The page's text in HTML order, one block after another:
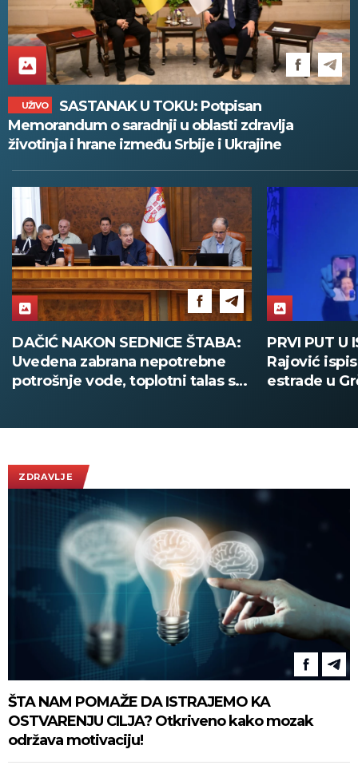
UŽIVO
SASTANAK U TOKU: Potpisan
Memorandum o saradnji u oblasti zdravlja
životinja i hrane između Srbije i Ukrajine
DAČIĆ NAKON SEDNICE ŠTABA:
Uvedena zabrana nepotrebne
potrošnje vode, toplotni talas se
PRVI PUT U
Rajović
estrade u
ZDRAVLJE
ŠTA NAM POMAŽE DA ISTRAJEMO KA
OSTVARENJU CILJA? Otkriveno kako mozak
održava motivaciju!